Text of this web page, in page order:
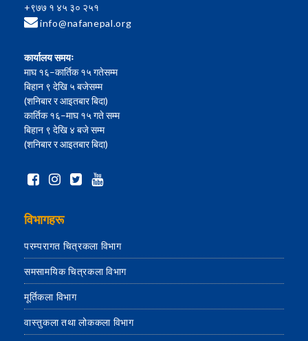
+९७७ १ ४५ ३० २५१
info@nafanepal.org
कार्यालय समयः
माघ १६–कार्तिक १५ गतेसम्म
बिहान ९ देखि ५ बजेसम्म
(शनिबार र आइतबार बिदा)
कार्तिक १६–माघ १५ गते सम्म
बिहान ९ देखि ४ बजे सम्म
(शनिबार र आइतबार बिदा)
विभागहरू
परम्परागत चित्रकला विभाग
समसामयिक चित्रकला विभाग
मूर्तिकला विभाग
वास्तुकला तथा लोककला विभाग